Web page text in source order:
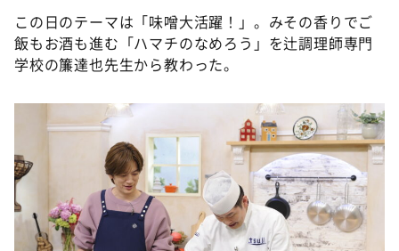
アナ回覧板
この日のテーマは「味噌大活躍！」。みその香りでご
飯もお酒も進む「ハマチのなめろう」を辻調理師専門
学校の簾達也先生から教わった。